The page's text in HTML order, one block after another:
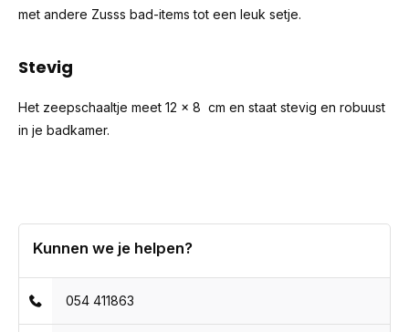
met andere Zusss bad-items tot een leuk setje.
Stevig
Het zeepschaaltje meet 12 x 8 cm en staat stevig en robuust
in je badkamer.
Kunnen we je helpen?
054 411863